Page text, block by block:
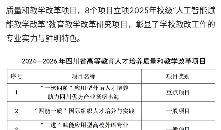
质量和教学改革项目，8个项目立项2025年校级“人工智能赋
能教学改革”教育教学改革研究项目，彰显了学校教改工作的
专业实力与鲜明特色。